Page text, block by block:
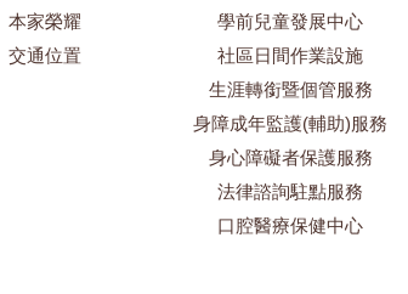
本家榮耀
交通位置
學前兒童發展中心
社區日間作業設施
生涯轉銜暨個管服務
身障成年監護(輔助)服務
身心障礙者保護服務
法律諮詢駐點服務
口腔醫療保健中心